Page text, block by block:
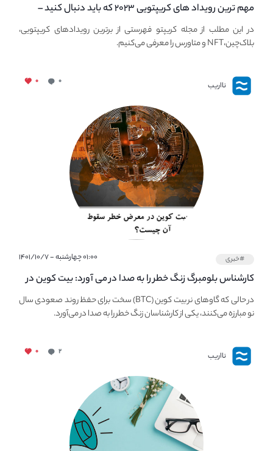
مهم ترین رویداد های کریپتویی ۲۰۲۳ که باید دنبال کنید –
معرفی بهترین رویداد های جهانی
در این مطلب از مجله کریپتو فهرستی از برترین رویدادهای کریپتویی،
بلاک‌چین،NFT و متاورس را معرفی می‌کنیم.
نااریب ۰ ۰
#خبری ۰۱:۰۰ چهارشنبه - ۱۴۰۱/۱۰/۷
کارشناس بلومبرگ زنگ خطر را به صدا در می آورد: بیت کوین در
معرض خطر سقوط بزرگ است - دلیل آن چیست؟در حالی که گاوهای نر بیت کوین (BTC) سخت برای حفظ روند صعودی سال
نو مبارزه می‌کنند، یکی از کارشناسان زنگ خطر را به صدا در می‌آورد.
نااریب ۲ ۰